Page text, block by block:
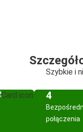
Szybkie i
4
połączenia